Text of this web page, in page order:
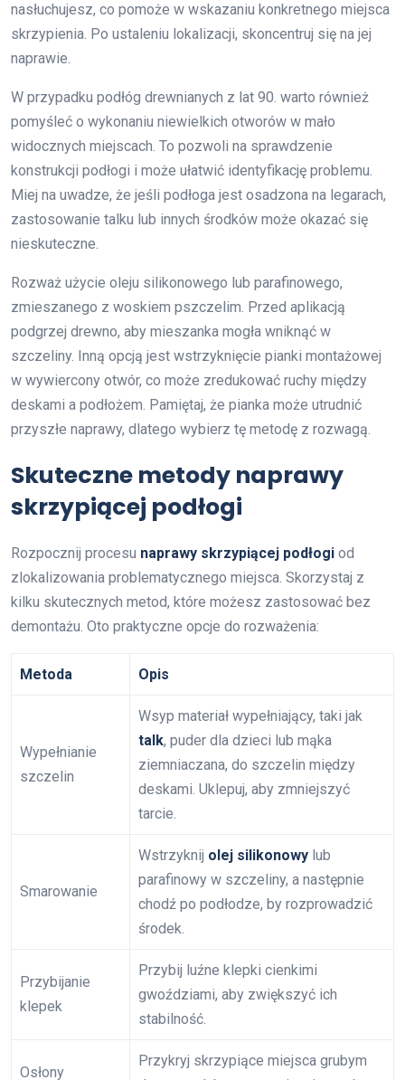
nasłuchujesz, co pomoże w wskazaniu konkretnego miejsca
skrzypienia. Po ustaleniu lokalizacji, skoncentruj się na jej
naprawie.
W przypadku podłóg drewnianych z lat 90. warto również
pomyśleć o wykonaniu niewielkich otworów w mało
widocznych miejscach. To pozwoli na sprawdzenie
konstrukcji podłogi i może ułatwić identyfikację problemu.
Miej na uwadze, że jeśli podłoga jest osadzona na legarach,
zastosowanie talku lub innych środków może okazać się
nieskuteczne.
Rozważ użycie oleju silikonowego lub parafinowego,
zmieszanego z woskiem pszczelim. Przed aplikacją
podgrzej drewno, aby mieszanka mogła wniknąć w
szczeliny. Inną opcją jest wstrzyknięcie pianki montażowej
w wywiercony otwór, co może zredukować ruchy między
deskami a podłożem. Pamiętaj, że pianka może utrudnić
przyszłe naprawy, dlatego wybierz tę metodę z rozwagą.
Skuteczne metody naprawy
skrzypiącej podłogi
Rozpocznij procesu naprawy skrzypiącej podłogi od
zlokalizowania problematycznego miejsca. Skorzystaj z
kilku skutecznych metod, które możesz zastosować bez
demontażu. Oto praktyczne opcje do rozważenia:
Metoda Opis
Wypełnianie
szczelin
Wsyp materiał wypełniający, taki jak
talk, puder dla dzieci lub mąka
ziemniaczana, do szczelin między
deskami. Uklepuj, aby zmniejszyć
tarcie.
Smarowanie
Wstrzyknij olej silikonowy lub
parafinowy w szczeliny, a następnie
chodź po podłodze, by rozprowadzić
środek.
Przybijanie
klepek
Przybij luźne klepki cienkimi
gwoździami, aby zwiększyć ich
stabilność.
Osłony
Przykryj skrzypiące miejsca grubym